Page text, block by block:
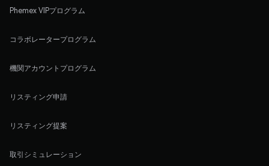
Phemex VIPプログラム
コラボレータープログラム
機関アカウントプログラム
リスティング申請
リスティング提案
取引シミュレーション